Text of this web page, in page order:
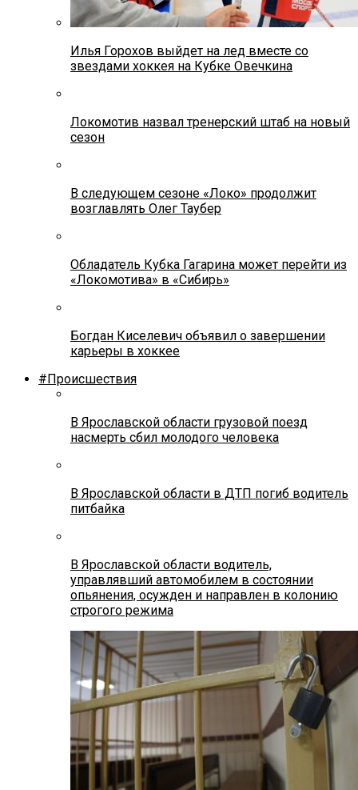
Илья Горохов выйдет на лед вместе со
звездами хоккея на Кубке Овечкина
Локомотив назвал тренерский штаб на новый
сезон
В следующем сезоне «Локо» продолжит
возглавлять Олег Таубер
Обладатель Кубка Гагарина может перейти из
«Локомотива» в «Сибирь»
Богдан Киселевич объявил о завершении
карьеры в хоккее
#Происшествия
В Ярославской области грузовой поезд
насмерть сбил молодого человека
В Ярославской области в ДТП погиб водитель
питбайка
В Ярославской области водитель,
управлявший автомобилем в состоянии
опьянения, осужден и направлен в колонию
строгого режима